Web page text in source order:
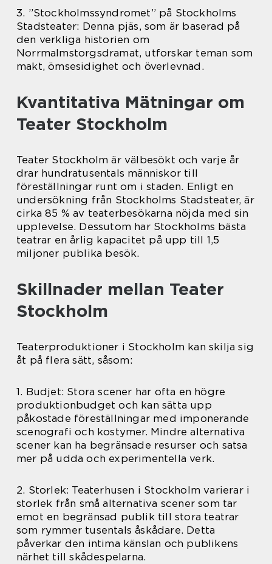
3. ”Stockholmssyndromet” på Stockholms
Stadsteater: Denna pjäs, som är baserad på
den verkliga historien om
Norrmalmstorgsdramat, utforskar teman som
makt, ömsesidighet och överlevnad.
Kvantitativa Mätningar om
Teater Stockholm
Teater Stockholm är välbesökt och varje år
drar hundratusentals människor till
föreställningar runt om i staden. Enligt en
undersökning från Stockholms Stadsteater, är
cirka 85 % av teaterbesökarna nöjda med sin
upplevelse. Dessutom har Stockholms bästa
teatrar en årlig kapacitet på upp till 1,5
miljoner publika besök.
Skillnader mellan Teater
Stockholm
Teaterproduktioner i Stockholm kan skilja sig
åt på flera sätt, såsom:
1. Budjet: Stora scener har ofta en högre
produktionbudget och kan sätta upp
påkostade föreställningar med imponerande
scenografi och kostymer. Mindre alternativa
scener kan ha begränsade resurser och satsa
mer på udda och experimentella verk.
2. Storlek: Teaterhusen i Stockholm varierar i
storlek från små alternativa scener som tar
emot en begränsad publik till stora teatrar
som rymmer tusentals åskådare. Detta
påverkar den intima känslan och publikens
närhet till skådespelarna.